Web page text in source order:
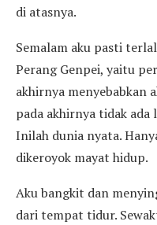
di atasnya.
Semalam aku pasti
Perang Genpei, yaitu
akhirnya menyebabkan
pada akhirnya tidak
Inilah dunia nyata.
dikeroyok mayat hidup.
Aku bangkit dan
dari tempat tidur.